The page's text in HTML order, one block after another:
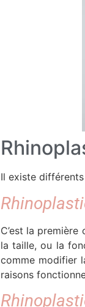
Il existe
C’est la
la taille, ou la
comme modifier
raisons